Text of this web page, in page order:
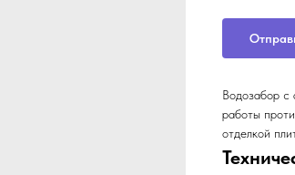
Водозабор с
работы
отделкой